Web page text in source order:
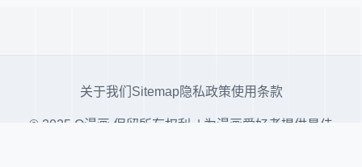
关于我们 Sitemap隐私政策使用条款
© 2025 Q漫画 保留所有权利. | 为漫画爱好者提供最佳